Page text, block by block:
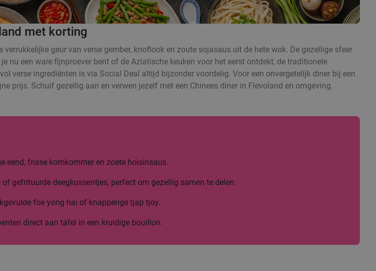
met korting
geur van verse gember, knoflook en zoute sojasaus uit de hete wok. De gezellige sfeer
nu een ware fijnproever bent of de Aziatische keuken voor het eerst ontdekt, de traditionele
verse ingrediënten is via Social Deal altijd bijzonder voordelig. Voor een onvergetelijk diner bij een
prijs. Schuif gezellig aan en verwen jezelf met een Chinees diner in Flevoland en omgeving.
eend, frisse komkommer en zoete hoisinsaus.
gefrituurde deegkussentjes, perfect om gezellig samen te delen.
foe yong hai of knapperige tjap tjoy.
direct aan tafel in een kruidige bouillon.